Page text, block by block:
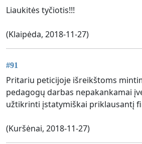
Liaukitės tyčiotis!!!
(Klaipėda, 2018-11-27)
#91
Pritariu peticijoje išreikštoms
pedagogų darbas nepakankamai
užtikrinti įstatymiškai priklausantį
(Kuršėnai, 2018-11-27)